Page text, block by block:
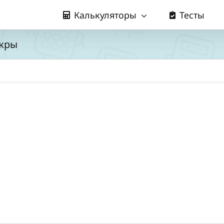
Калькуляторы Тесты